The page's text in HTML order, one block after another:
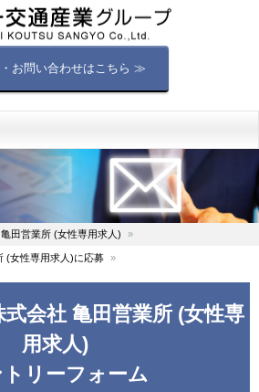
お問い合わせはこちら ≫
田営業所 (女性専用求人)
(女性専用求人)に応募
会社 亀田営業所 (女性専
用求人)
リーフォーム